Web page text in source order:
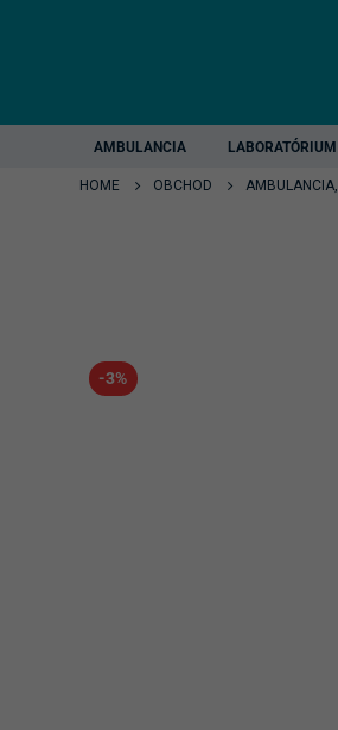
AMBULANCIA LABORATÓRIUM
HOME OBCHOD AMBULANCIA,
-3%